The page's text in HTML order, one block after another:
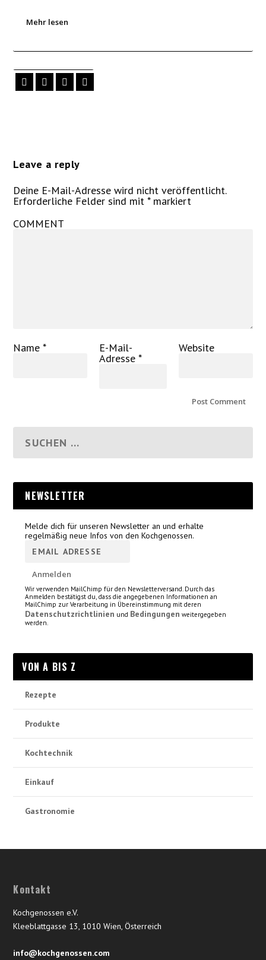
Mehr lesen
Leave a reply
Deine E-Mail-Adresse wird nicht veröffentlicht.
Erforderliche Felder sind mit*markiert
COMMENT
Name* E-Mail-
Adresse *
Website
NEWSLETTER
Melde dich für unseren Newsletter an und erhalte
regelmäßig neue Infos von den Kochgenossen.
Wir verwenden MailChimp für den Newsletterversand. Durch das
Anmelden bestätigst du, dass die angegebenen Informationen an
MailChimp zur Verarbeitung in Übereinstimmung mit deren
Datenschutzrichtlinien und Bedingungen weitergegeben
werden.
VON A BIS Z
Rezepte
Produkte
Kochtechnik
Einkauf
Gastronomie
Kontakt
Kochgenossen e.V.
Kleeblattgasse 13, 1010 Wien, Österreich
info@kochgenossen.com